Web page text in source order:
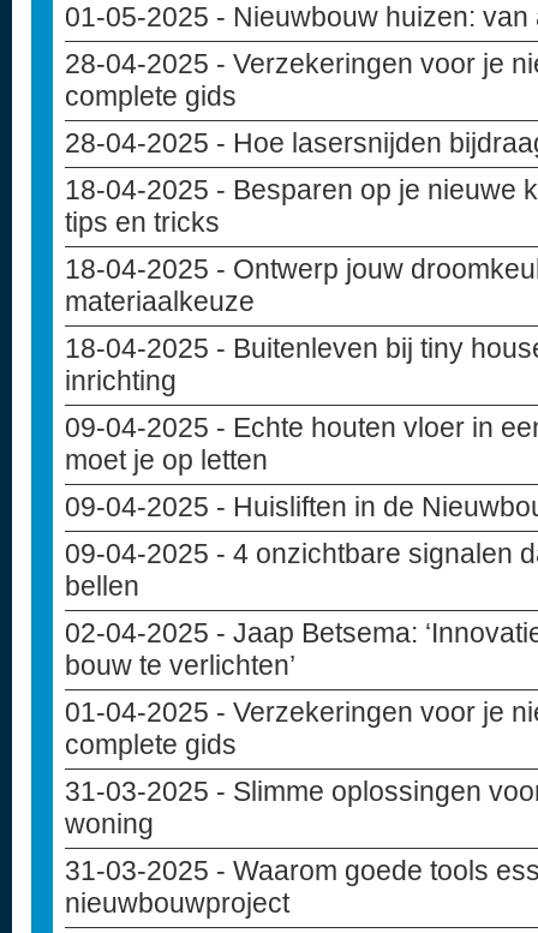
01-05-2025 - Nieuwbouw huizen:
28-04-2025 - Verzekeringen voor je
complete gids
28-04-2025 - Hoe lasersnijden
18-04-2025 - Besparen op je nieuwe
tips en tricks
18-04-2025 - Ontwerp jouw
materiaalkeuze
18-04-2025 - Buitenleven bij tiny
inrichting
09-04-2025 - Echte houten vloer in
moet je op letten
09-04-2025 - Huisliften in de
09-04-2025 - 4 onzichtbare signalen
bellen
02-04-2025 - Jaap Betsema:
bouw te verlichten’
01-04-2025 - Verzekeringen voor je
complete gids
31-03-2025 - Slimme oplossingen
woning
31-03-2025 - Waarom goede tools
nieuwbouwproject